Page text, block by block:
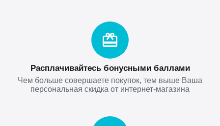
Расплачивайтесь бонусными баллами
Чем больше совершаете покупок, тем выше Ваша
персональная скидка от интернет-магазина